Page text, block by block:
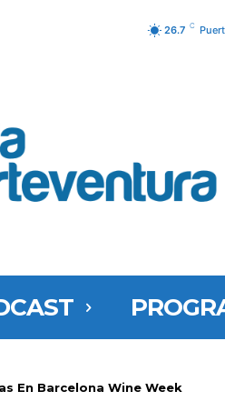
26.7 C
En Barcelona Wine Week